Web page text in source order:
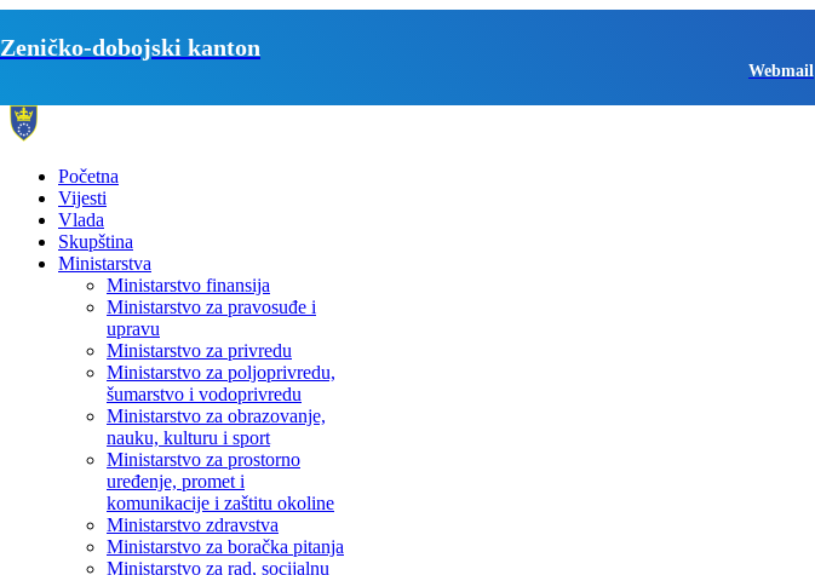
Zeničko-dobojski kanton
Webmail
Početna
Vijesti
Vlada
Skupština
Ministarstva
Ministarstvo finansija
Ministarstvo za pravosuđe i
upravu
Ministarstvo za privredu
Ministarstvo za poljoprivredu,
šumarstvo i vodoprivredu
Ministarstvo za obrazovanje,
nauku, kulturu i sport
Ministarstvo za prostorno
uređenje, promet i
komunikacije i zaštitu okoline
Ministarstvo zdravstva
Ministarstvo za boračka pitanja
Ministarstvo za rad, socijalnu